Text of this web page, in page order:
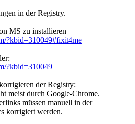
in der Registry.
MS zu installieren.
?kbid=310049#fixit4me
?kbid=310049
der Registry:
meist durch Google-Chrome.
müssen manuell in der
korrigiert werden.